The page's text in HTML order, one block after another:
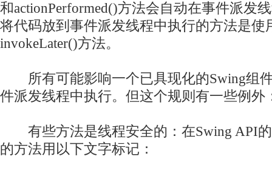
和actionPerformed()方法会自动在事件派发
将代码放到事件派发线程中执行的方法是使
invokeLater()方法。
所有可能影响一个已具现化的Swing组
件派发线程中执行。但这个规则有一些例外
有些方法是线程安全的：在Swing API的
的方法用以下文字标记：